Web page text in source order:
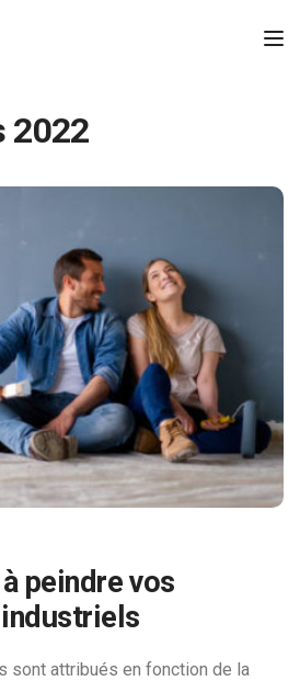
2022
peindre vos
sont attribués en fonction de la